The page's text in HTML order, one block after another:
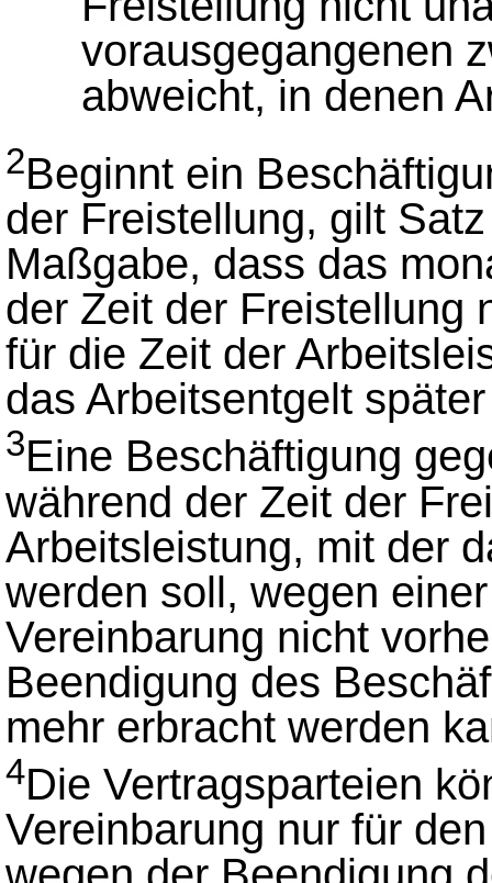
vorausgegangenen
abweicht, in denen
2Beginnt ein
der Freistellung, gilt
Maßgabe, dass das
der Zeit der Freistellung
für die Zeit der
das Arbeitsentgelt
3Eine Beschäftigung
während der Zeit der
Arbeitsleistung, mit der
werden soll, wegen
Vereinbarung nicht
Beendigung des
mehr erbracht werden
4Die Vertragsparteien
Vereinbarung nur für